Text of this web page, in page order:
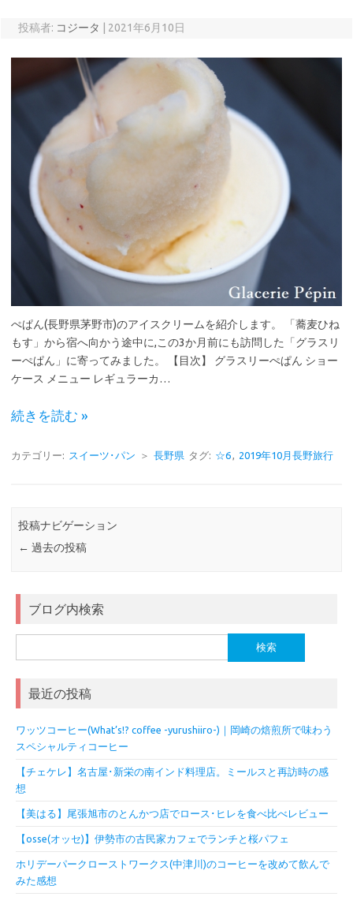
投稿者: コジータ 2021年6月10日
ぺぱん(長野県茅野市)のアイスクリームを紹介します。 「蕎麦ひね
もす」から宿へ向かう途中に,この3か月前にも訪問した「グラスリ
ーぺぱん」に寄ってみました。 【目次】 グラスリーぺぱん ショー
ケース メニュー レギュラーカ…
続きを読む »
カテゴリー: スイーツ･パン ＞ 長野県 タグ: ☆6, 2019年10月長野旅行
投稿ナビゲーション
← 過去の投稿
ブログ内検索
索:
最近の投稿
ワッツコーヒー(What’s!? coffee -yurushiiro-)｜岡崎の焙煎所で味わう
スペシャルティコーヒー
【チェケレ】名古屋･新栄の南インド料理店。ミールスと再訪時の感
想
【美はる】尾張旭市のとんかつ店でロース･ヒレを食べ比べレビュー
【osse(オッセ)】伊勢市の古民家カフェでランチと桜パフェ
ホリデーパークローストワークス(中津川)のコーヒーを改めて飲んで
みた感想